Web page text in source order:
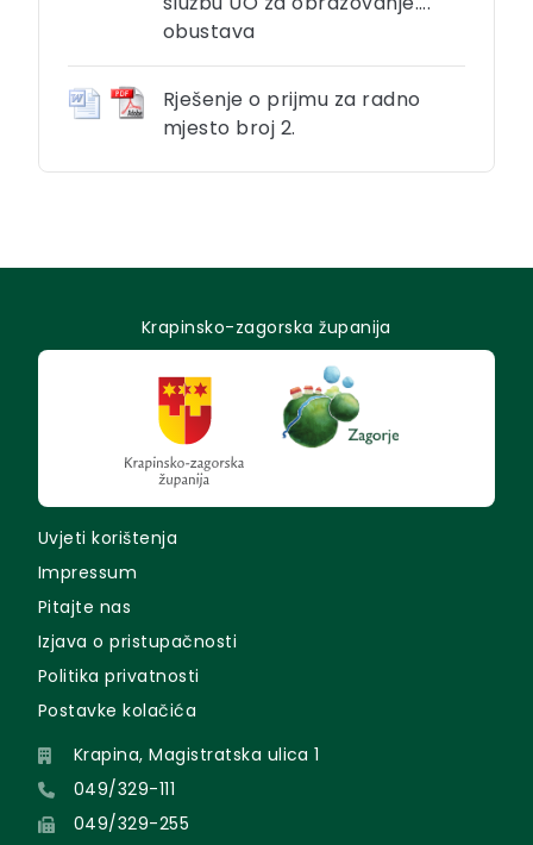
obustava
Rješenje o prijmu za radno
mjesto broj 2.
Krapinsko-zagorska županija
Uvjeti korištenja
Impressum
Pitajte nas
Izjava o pristupačnosti
Politika privatnosti
Postavke kolačića
Krapina, Magistratska ulica 1
049/329-111
049/329-255